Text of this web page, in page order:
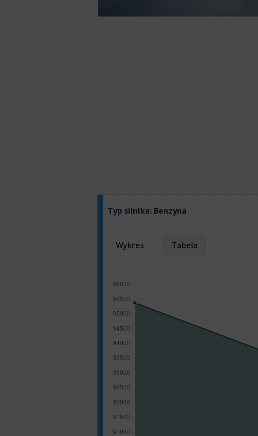
Typ silnika: Benzyna
Wykres Tabela